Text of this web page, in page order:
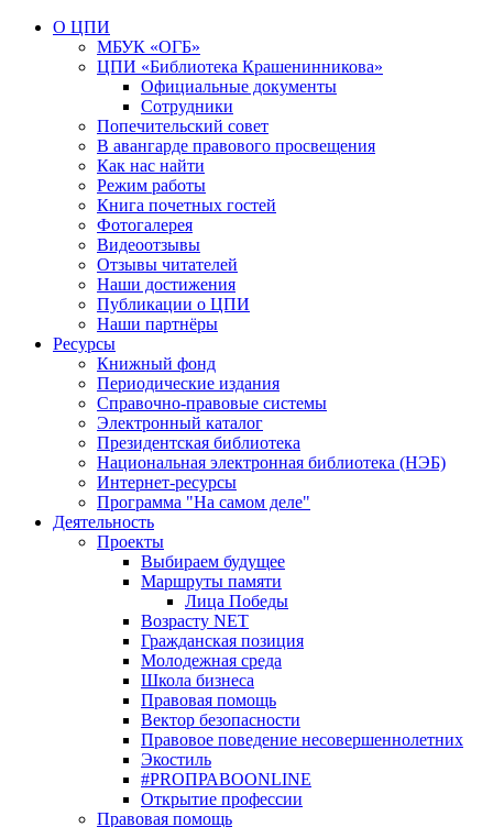
О ЦПИ
МБУК «ОГБ»
ЦПИ «Библиотека Крашенинникова»
Официальные документы
Сотрудники
Попечительский совет
В авангарде правового просвещения
Как нас найти
Режим работы
Книга почетных гостей
Фотогалерея
Видеоотзывы
Отзывы читателей
Наши достижения
Публикации о ЦПИ
Наши партнёры
Ресурсы
Книжный фонд
Периодические издания
Справочно-правовые системы
Электронный каталог
Президентская библиотека
Национальная электронная библиотека (НЭБ)
Интернет-ресурсы
Программа "На самом деле"
Деятельность
Проекты
Выбираем будущее
Маршруты памяти
Лица Победы
Возрасту NET
Гражданская позиция
Молодежная среда
Школа бизнеса
Правовая помощь
Вектор безопасности
Правовое поведение несовершеннолетних
Экостиль
#PROПРАВОONLINE
Открытие профессии
Правовая помощь